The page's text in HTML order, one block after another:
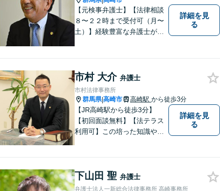
【元検事弁護士】【法律相談
８〜２２時まで受付可（月〜
土）】経験豊富な弁護士が事
自主性を尊重し、的確に対応
致します。
詳細を見
る
市村 大介 弁護士
市村法律事務所
群馬県|高崎市 高崎駅 から徒歩3分
【JR高崎駅から徒歩3分】
【初回面談無料】【法テラス
利用可】この培った知識や経
す。お気軽にご相談くださ
い。
詳細を見
る
下山田 聖 弁護士
弁護士法人一新総合法律事務所 高崎事務所